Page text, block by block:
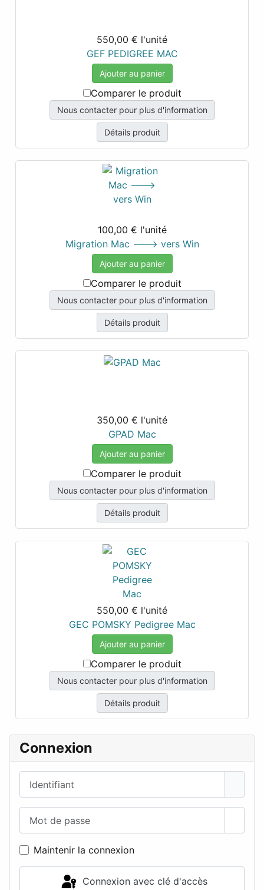
Connexion
Maintenir la connexion
Connexion avec clé d'accès
550,00 € l'unité
GEF PEDIGREE MAC
Ajouter au panier
Comparer le produit
Nous contacter pour plus d'information
Détails produit
100,00 € l'unité
Migration Mac ---> vers Win
Ajouter au panier
Comparer le produit
Nous contacter pour plus d'information
Détails produit
350,00 € l'unité
GPAD Mac
Ajouter au panier
Comparer le produit
Nous contacter pour plus d'information
Détails produit
550,00 € l'unité
GEC POMSKY Pedigree Mac
Ajouter au panier
Comparer le produit
Nous contacter pour plus d'information
Détails produit